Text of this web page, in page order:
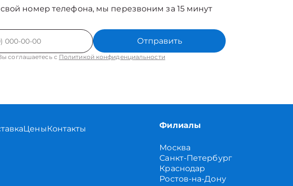
свой номер телефона, мы перезвоним за 15 минут
Отправить
соглашаетесь с Политикой конфиденциальности
ЦеныКонтакты Филиалы
Москва
Санкт-Петербург
Краснодар
Ростов-на-Дону